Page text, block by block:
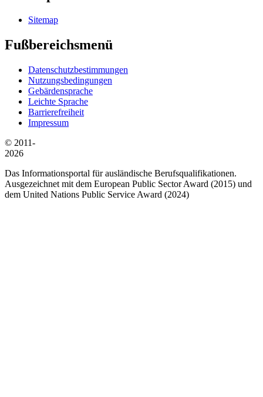
Sitemap
Fußbereichsmenü
Datenschutzbestimmungen
Nutzungsbedingungen
Gebärdensprache
Leichte Sprache
Barrierefreiheit
Impressum
© 2011-
2026
Das Informationsportal für ausländische Berufsqualifikationen.
Ausgezeichnet mit dem European Public Sector Award (2015) und
dem United Nations Public Service Award (2024)